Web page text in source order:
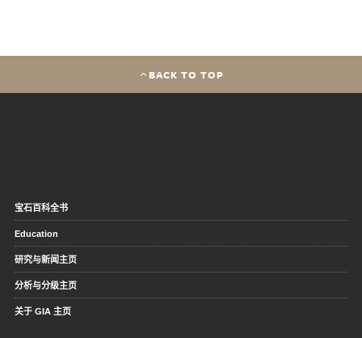
BACK TO TOP
宝石百科全书
Education
研究与新闻主页
分析与分级主页
关于 GIA 主页